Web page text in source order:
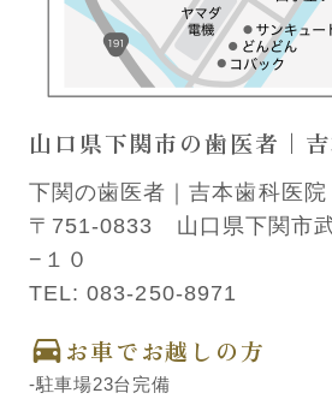
山口県下関市の歯医者｜
下関の歯医者｜吉本歯科医院
〒751-0833 山口県下関市
−１０
TEL:083-250-8971
お車でお越しの方
-駐車場23台完備